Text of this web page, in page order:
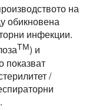
на
обикновена
инфекции.
ТМ) и
показват
/